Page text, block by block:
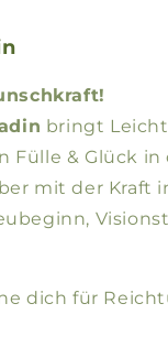
bringt
& Glück in
mit der Kraft
dich für